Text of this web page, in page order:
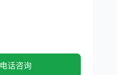
电话咨询